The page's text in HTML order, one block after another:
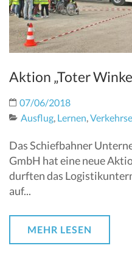
Aktion „Toter
07/06/2018
Ausflug, Lernen,
Das Schiefbahner
GmbH hat eine neue
durften das
auf...
MEHR LESEN